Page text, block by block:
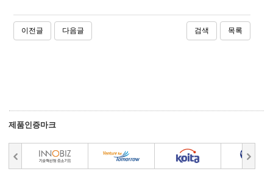
이전글 다음글 검색 목록
제품인증마크